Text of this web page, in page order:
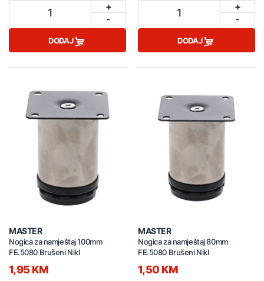
1
+
-
DODAJ
1
+
-
DODAJ
MASTER
Nogica za namještaj 100mm
FE.5080 Brušeni Nikl
1,95 KM
MASTER
Nogica za namještaj 80mm
FE.5080 Brušeni Nikl
1,50 KM